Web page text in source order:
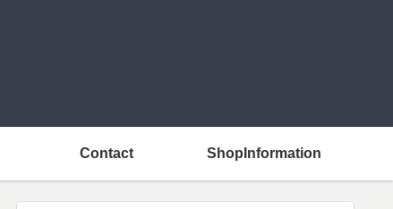
Contact ShopInformation